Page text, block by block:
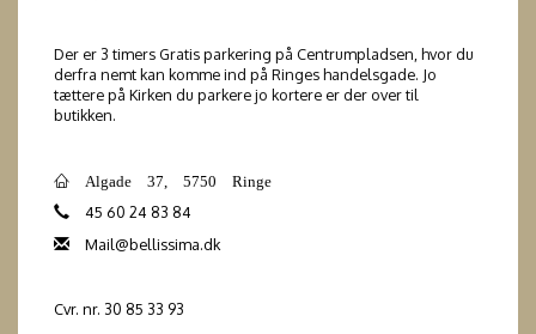
Der er 3 timers Gratis parkering på Centrumpladsen, hvor du
derfra nemt kan komme ind på Ringes handelsgade. Jo
tættere på Kirken du parkere jo kortere er der over til
butikken.
Algade 37, 5750 Ringe
45 60 24 83 84
Mail@bellissima.dk
Cvr. nr. 30 85 33 93